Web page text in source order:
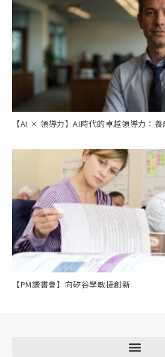
【AI × 領導力】AI時代的卓越領導力：
【PM讀書會】向矽谷學敏捷創新